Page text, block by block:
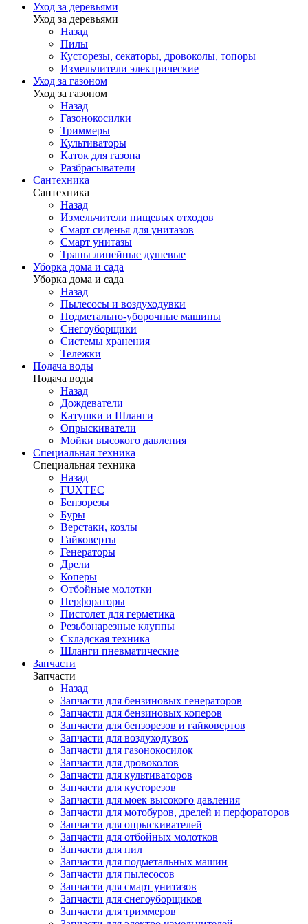
Уход за деревьями
Уход за деревьями
Назад
Пилы
Кусторезы, секаторы, дровоколы, топоры
Измельчители электрические
Уход за газоном
Уход за газоном
Назад
Газонокосилки
Триммеры
Культиваторы
Каток для газона
Разбрасыватели
Сантехника
Сантехника
Назад
Измельчители пищевых отходов
Смарт сиденья для унитазов
Смарт унитазы
Трапы линейные душевые
Уборка дома и сада
Уборка дома и сада
Назад
Пылесосы и воздуходувки
Подметально-уборочные машины
Снегоуборщики
Системы хранения
Тележки
Подача воды
Подача воды
Назад
Дождеватели
Катушки и Шланги
Опрыскиватели
Мойки высокого давления
Специальная техника
Специальная техника
Назад
FUXTEC
Бензорезы
Буры
Верстаки, козлы
Гайковерты
Генераторы
Дрели
Коперы
Отбойные молотки
Перфораторы
Пистолет для герметика
Резьбонарезные клуппы
Складская техника
Шланги пневматические
Запчасти
Запчасти
Назад
Запчасти для бензиновых генераторов
Запчасти для бензиновых коперов
Запчасти для бензорезов и гайковертов
Запчасти для воздуходувок
Запчасти для газонокосилок
Запчасти для дровоколов
Запчасти для культиваторов
Запчасти для кусторезов
Запчасти для моек высокого давления
Запчасти для мотобуров, дрелей и перфораторов
Запчасти для опрыскивателей
Запчасти для отбойных молотков
Запчасти для пил
Запчасти для подметальных машин
Запчасти для пылесосов
Запчасти для смарт унитазов
Запчасти для снегоуборщиков
Запчасти для триммеров